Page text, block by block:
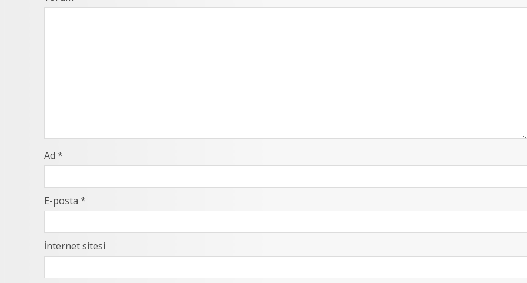
Ad *
E-posta *
İnternet sitesi